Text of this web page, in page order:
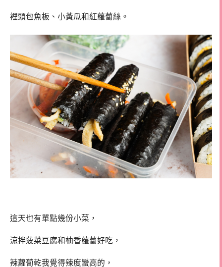
裡頭包魚板、小黃瓜和紅蘿蔔絲。
這天也有單點幾份小菜，
涼拌菠菜豆腐和柚香蘿蔔好吃，
辣蘿蔔乾我覺得辣度蠻高的，